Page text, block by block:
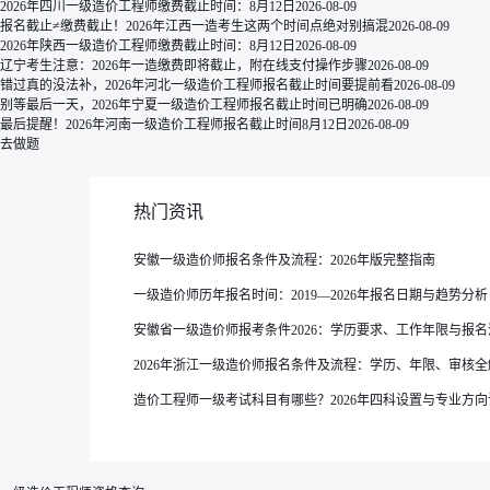
2026年四川一级造价工程师缴费截止时间：8月12日 2026-08-09
报名截止≠缴费截止！2026年江西一造考生这两个时间点绝对别搞混2026-08-09
2026年陕西一级造价工程师缴费截止时间：8月12日 2026-08-09
辽宁考生注意：2026年一造缴费即将截止，附在线支付操作步骤2026-08-09
错过真的没法补，2026年河北一级造价工程师报名截止时间要提前看2026-08-09
别等最后一天，2026年宁夏一级造价工程师报名截止时间已明确2026-08-09
最后提醒！2026年河南一级造价工程师报名截止时间8月12日 2026-08-09
去做题
热门资讯
安徽一级造价师报名条件及流程：2026年版完整指南
一级造价师历年报名时间：2019—2026年报名日期与趋势分析
安徽省一级造价师报考条件2026：学历要求、工作年限与报
2026年浙江一级造价师报名条件及流程：学历、年限、审核
造价工程师一级考试科目有哪些？2026年四科设置与专业方